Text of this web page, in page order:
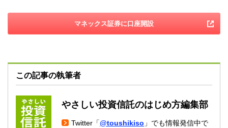
マネックス証券に口座開設
この記事の執筆者
やさしい投資信託のはじめ方編集部
Twitter「@toushikiso 」でも情報発信中で